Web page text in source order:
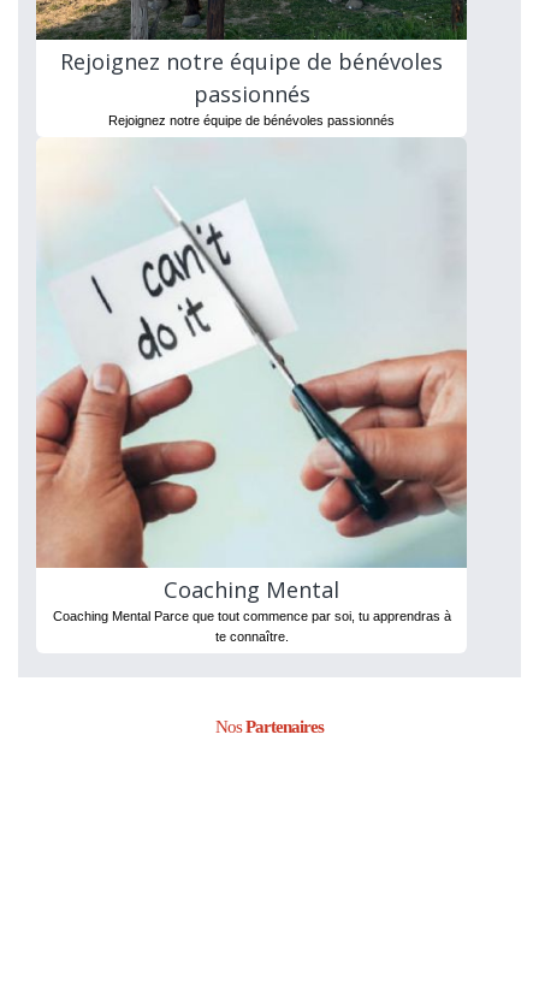
Rejoignez notre équipe de bénévoles
passionnés
Rejoignez notre équipe de bénévoles passionnés
Coaching Mental
Coaching Mental Parce que tout commence par soi, tu apprendras à
te connaître.
NosPartenaires